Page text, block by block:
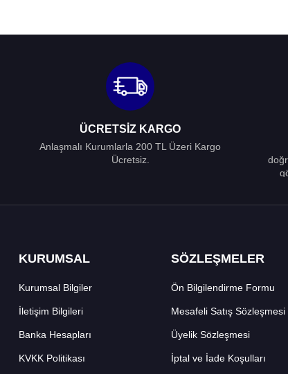
ÜCRETSIZ KARGO
Anlaşmalı Kurumlarla 200 TL Üzeri Kargo
Ücretsiz.
KURUMSAL
Kurumsal Bilgiler
İletişim Bilgileri
Banka Hesapları
KVKK Politikası
SÖZLEŞMELER
Ön Bilgilendirme Formu
Mesafeli Satış Sözleşmesi
Üyelik Sözleşmesi
İptal ve İade Koşulları